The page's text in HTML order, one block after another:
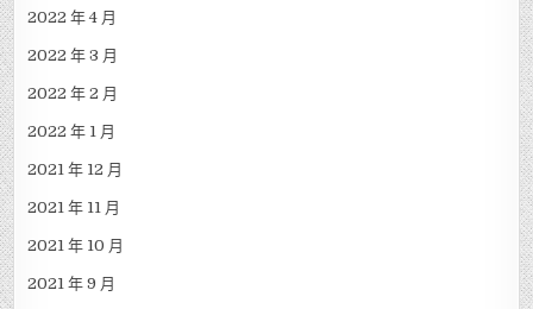
2022 年 4 月
2022 年 3 月
2022 年 2 月
2022 年 1 月
2021 年 12 月
2021 年 11 月
2021 年 10 月
2021 年 9 月